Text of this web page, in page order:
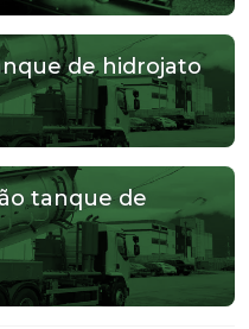
de hidrojato
tanque de